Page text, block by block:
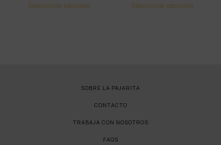
Seleccionar opciones Seleccionar opciones
SOBRE LA PAJARITA
CONTACTO
TRABAJA CON NOSOTROS
FAQS